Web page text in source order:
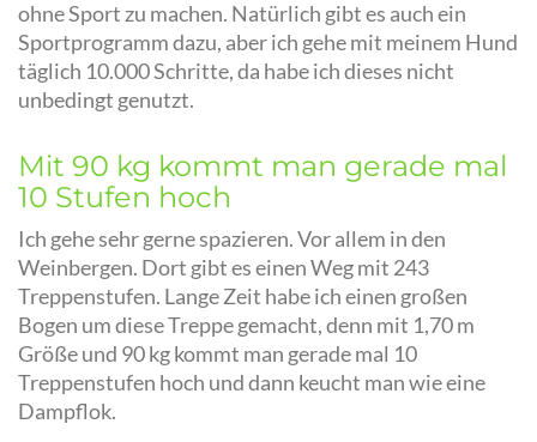
ohne Sport zu machen. Natürlich gibt es auch ein
Sportprogramm dazu, aber ich gehe mit meinem Hund
täglich 10.000 Schritte, da habe ich dieses nicht
unbedingt genutzt.
Mit 90 kg kommt man gerade mal
10 Stufen hoch
Ich gehe sehr gerne spazieren. Vor allem in den
Weinbergen. Dort gibt es einen Weg mit 243
Treppenstufen. Lange Zeit habe ich einen großen
Bogen um diese Treppe gemacht, denn mit 1,70 m
Größe und 90 kg kommt man gerade mal 10
Treppenstufen hoch und dann keucht man wie eine
Dampflok.